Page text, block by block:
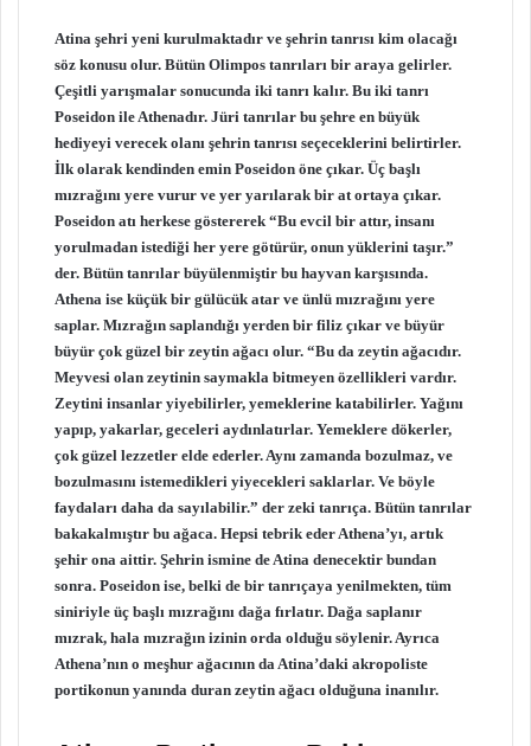
Atina şehri yeni kurulmaktadır ve şehrin tanrısı kim olacağı
söz konusu olur. Bütün Olimpos tanrıları bir araya gelirler.
Çeşitli yarışmalar sonucunda iki tanrı kalır. Bu iki tanrı
Poseidon ile Athenadır. Jüri tanrılar bu şehre en büyük
hediyeyi verecek olanı şehrin tanrısı seçeceklerini belirtirler.
İlk olarak kendinden emin Poseidon öne çıkar. Üç başlı
mızrağını yere vurur ve yer yarılarak bir at ortaya çıkar.
Poseidon atı herkese göstererek “Bu evcil bir attır, insanı
yorulmadan istediği her yere götürür, onun yüklerini taşır.”
der. Bütün tanrılar büyülenmiştir bu hayvan karşısında.
Athena ise küçük bir gülücük atar ve ünlü mızrağını yere
saplar. Mızrağın saplandığı yerden bir filiz çıkar ve büyür
büyür çok güzel bir zeytin ağacı olur. “Bu da zeytin ağacıdır.
Meyvesi olan zeytinin saymakla bitmeyen özellikleri vardır.
Zeytini insanlar yiyebilirler, yemeklerine katabilirler. Yağını
yapıp, yakarlar, geceleri aydınlatırlar. Yemeklere dökerler,
çok güzel lezzetler elde ederler. Aynı zamanda bozulmaz, ve
bozulmasını istemedikleri yiyecekleri saklarlar. Ve böyle
faydaları daha da sayılabilir.” der zeki tanrıça. Bütün tanrılar
bakakalmıştır bu ağaca. Hepsi tebrik eder Athena’yı, artık
şehir ona aittir. Şehrin ismine de Atina denecektir bundan
sonra. Poseidon ise, belki de bir tanrıçaya yenilmekten, tüm
siniriyle üç başlı mızrağını dağa fırlatır. Dağa saplanır
mızrak, hala mızrağın izinin orda olduğu söylenir. Ayrıca
Athena’nın o meşhur ağacının da Atina’daki akropoliste
portikonun yanında duran zeytin ağacı olduğuna inanılır.